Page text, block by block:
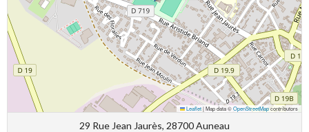
Leaflet|Map data ©OpenStreetMapcontributors
29 Rue Jean Jaurès, 28700 Auneau